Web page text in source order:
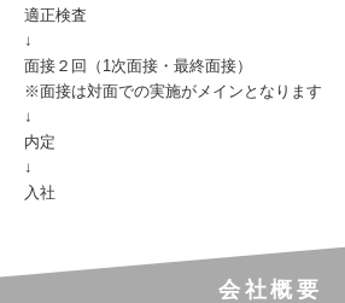
適正検査
↓
面接２回（1次面接・最終面接）
※面接は対面での実施がメインとなります
↓
内定
↓
入社
会社概要